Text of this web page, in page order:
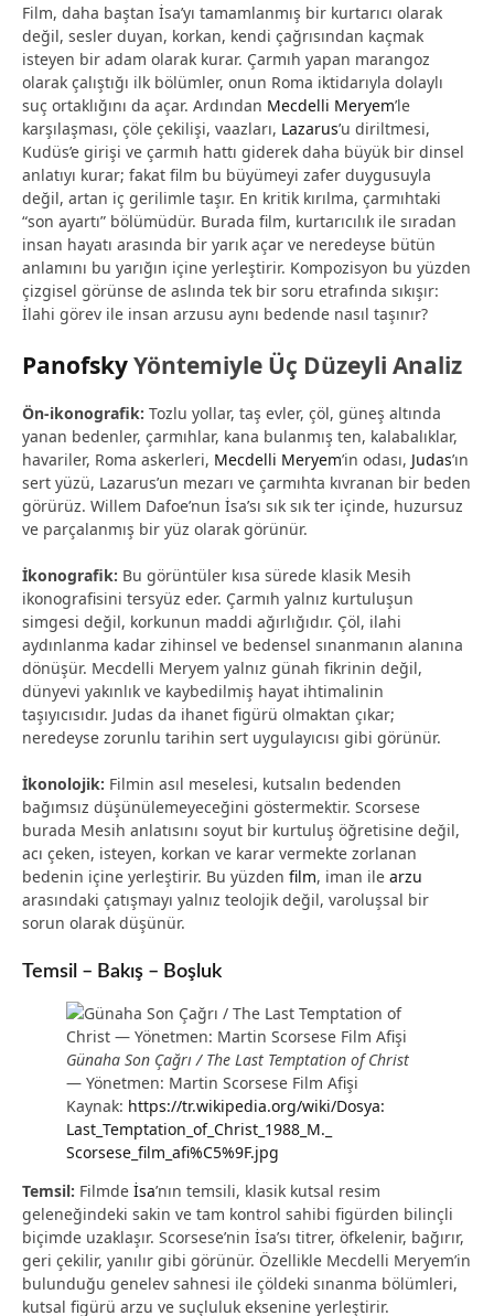
Film, daha baştan İsa’yı tamamlanmış bir kurtarıcı olarak
değil, sesler duyan, korkan, kendi çağrısından kaçmak
isteyen bir adam olarak kurar. Çarmıh yapan marangoz
olarak çalıştığı ilk bölümler, onun Roma iktidarıyla dolaylı
suç ortaklığını da açar. Ardından Mecdelli Meryem’le
karşılaşması, çöle çekilişi, vaazları, Lazarus’u diriltmesi,
Kudüs’e girişi ve çarmıh hattı giderek daha büyük bir dinsel
anlatıyı kurar; fakat film bu büyümeyi zafer duygusuyla
değil, artan iç gerilimle taşır. En kritik kırılma, çarmıhtaki
“son ayartı” bölümüdür. Burada film, kurtarıcılık ile sıradan
insan hayatı arasında bir yarık açar ve neredeyse bütün
anlamını bu yarığın içine yerleştirir. Kompozisyon bu yüzden
çizgisel görünse de aslında tek bir soru etrafında sıkışır:
İlahi görev ile insan arzusu aynı bedende nasıl taşınır?
PanofskyYöntemiyle Üç Düzeyli Analiz
Ön-ikonografik: Tozlu yollar, taş evler, çöl, güneş altında
yanan bedenler, çarmıhlar, kana bulanmış ten, kalabalıklar,
havariler, Roma askerleri, Mecdelli Meryem’in odası, Judas’ın
sert yüzü, Lazarus’un mezarı ve çarmıhta kıvranan bir beden
görürüz. Willem Dafoe’nun İsa’sı sık sık ter içinde, huzursuz
ve parçalanmış bir yüz olarak görünür.
İkonografik: Bu görüntüler kısa sürede klasik Mesih
ikonografisini tersyüz eder. Çarmıh yalnız kurtuluşun
simgesi değil, korkunun maddi ağırlığıdır. Çöl, ilahi
aydınlanma kadar zihinsel ve bedensel sınanmanın alanına
dönüşür. Mecdelli Meryem yalnız günah fikrinin değil,
dünyevi yakınlık ve kaybedilmiş hayat ihtimalinin
taşıyıcısıdır. Judas da ihanet figürü olmaktan çıkar;
neredeyse zorunlu tarihin sert uygulayıcısı gibi görünür.
İkonolojik: Filmin asıl meselesi, kutsalın bedenden
bağımsız düşünülemeyeceğini göstermektir. Scorsese
burada Mesih anlatısını soyut bir kurtuluş öğretisine değil,
acı çeken, isteyen, korkan ve karar vermekte zorlanan
bedenin içine yerleştirir. Bu yüzden film, iman ile arzu
arasındaki çatışmayı yalnız teolojik değil, varoluşsal bir
sorun olarak düşünür.
Temsil – Bakış – Boşluk
Günaha Son Çağrı / The Last Temptation of Christ
— Yönetmen: Martin Scorsese Film Afişi
Kaynak: https://tr.wikipedia.org/wiki/Dosya:
Last_Temptation_of_Christ_1988_M._
Scorsese_film_afi%C5%9F.jpg
Temsil: Filmde İsa’nın temsili, klasik kutsal resim
geleneğindeki sakin ve tam kontrol sahibi figürden bilinçli
biçimde uzaklaşır. Scorsese’nin İsa’sı titrer, öfkelenir, bağırır,
geri çekilir, yanılır gibi görünür. Özellikle Mecdelli Meryem’in
bulunduğu genelev sahnesi ile çöldeki sınanma bölümleri,
kutsal figürü arzu ve suçluluk eksenine yerleştirir.